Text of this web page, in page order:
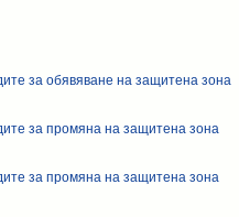
за обявяване на защитена зона
за промяна на защитена зона
за промяна на защитена зона